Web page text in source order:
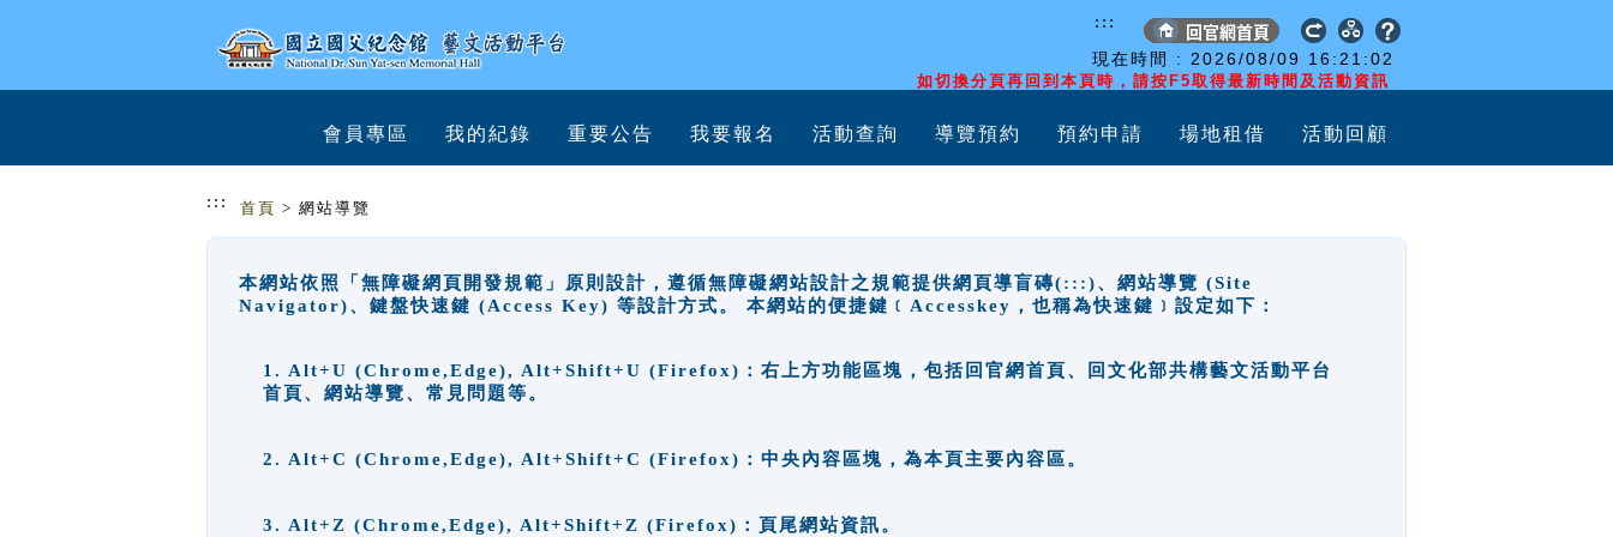
現在時間 : 2026/08/09 16:21:02
如切換分頁再回到本頁時，請按F5取得最新時間及活動資訊
:::
會員專區 我的紀錄 重要公告 我要報名 活動查詢 導覽預約 預約申請 場地租借 活動回顧
::: 首頁 > 網站導覽
本網站依照「無障礙網頁開發規範」原則設計，遵循無障礙網站設計之規範提供網頁導盲磚(:::)、網站導覽 (Site
Navigator)、鍵盤快速鍵 (Access Key) 等設計方式。 本網站的便捷鍵﹝Accesskey，也稱為快速鍵﹞設定如下：
1. Alt+U (Chrome,Edge), Alt+Shift+U (Firefox)：右上方功能區塊，包括回官網首頁、回文化部共構藝文活動平台
首頁、網站導覽、常見問題等。
2. Alt+C (Chrome,Edge), Alt+Shift+C (Firefox)：中央內容區塊，為本頁主要內容區。
3. Alt+Z (Chrome,Edge), Alt+Shift+Z (Firefox)：頁尾網站資訊。